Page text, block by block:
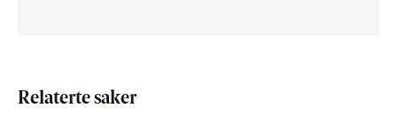
Relaterte saker